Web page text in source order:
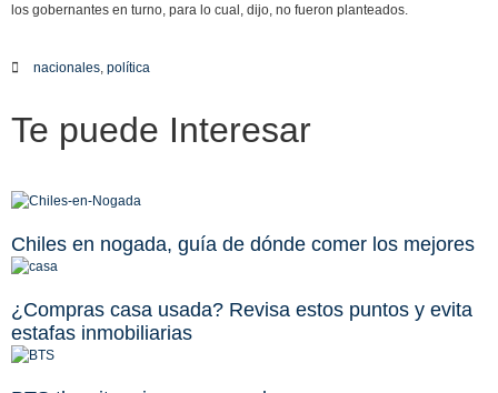
los gobernantes en turno, para lo cual, dijo, no fueron planteados.
nacionales, política
Te puede Interesar
Chiles en nogada, guía de dónde comer los mejores
¿Compras casa usada? Revisa estos puntos y evita
estafas inmobiliarias